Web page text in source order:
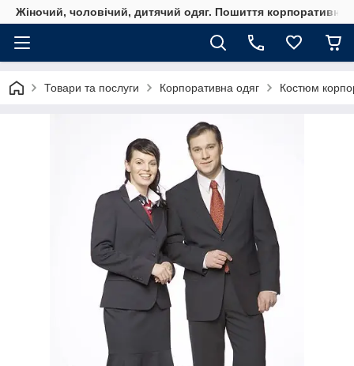
Жіночий, чоловічий, дитячий одяг. Пошиття
Товари та послуги Корпоративна одяг Костюм